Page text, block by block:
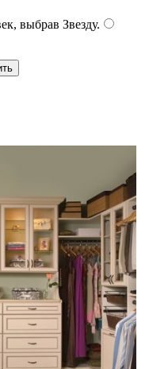
выбрав Звезду.